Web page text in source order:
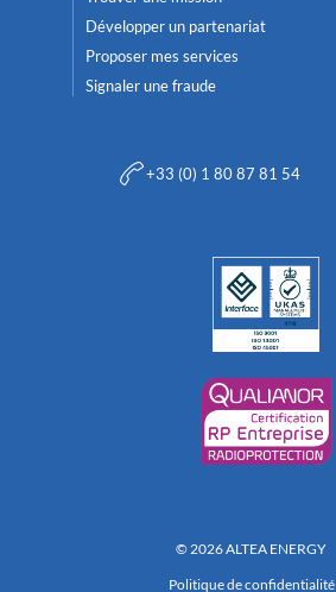
Développer un partenariat
Proposer mes services
Signaler une fraude
+33 (0) 1 80 87 81 54
© 2026 ALTEA ENERGY
Politique de confidentialité